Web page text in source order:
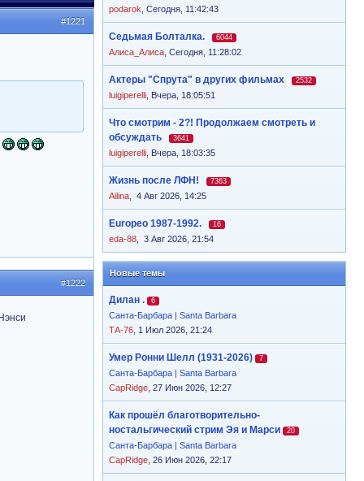
podarok Сегодня, 11:42:43
Седьмая Болталка. 6044
Алиса_Алиса Сегодня, 11:28:02
Актеры "Спрута" в других фильмах 2532
luigiperelli Вчера, 18:05:51
Что смотрим - 2?! Продолжаем смотреть и
обсуждать
3641
luigiperelli Вчера, 18:03:35
Жизнь после ЛФН! 7363
Ailina 4 Авг 2026, 14:25
Europeo 1987-1992. 16
eda-88 3 Авг 2026, 21:54
Новые темы
Дилан . 6
Санта-Барбара | Santa Barbara
ТА-76 , 1 Июл 2026, 21:24
Умер Ронни Шелл (1931-2026) 7
Санта-Барбара | Santa Barbara
CapRidge , 27 Июн 2026, 12:27
Как прошёл благотворительно-
ностальгический стрим Эя и Марси
20
Санта-Барбара | Santa Barbara
CapRidge , 26 Июн 2026, 22:17
#1221
#1222